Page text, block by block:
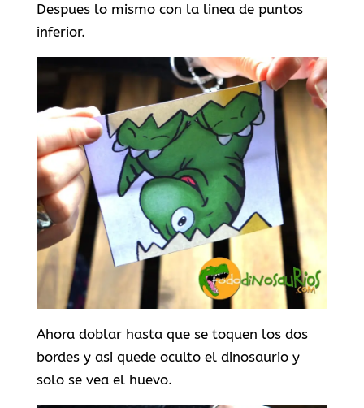
Despues lo mismo con la linea de puntos
inferior.
Ahora doblar hasta que se toquen los dos
bordes y asi quede oculto el dinosaurio y
solo se vea el huevo.